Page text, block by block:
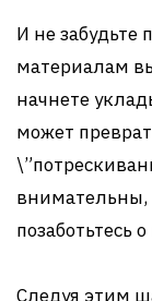
И не
материалам
начнете
может
внимательны,
позаботьтесь
Следуя этим